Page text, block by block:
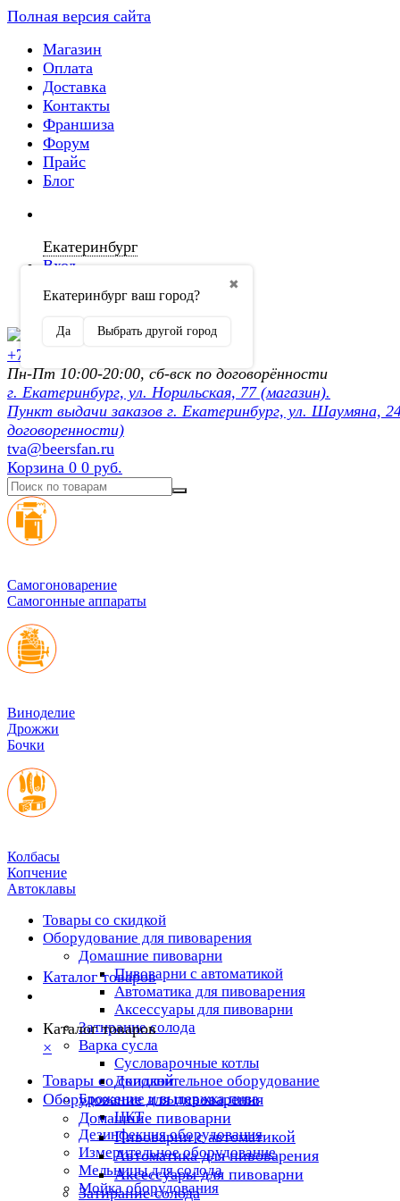
Полная версия сайта
Магазин
Оплата
Доставка
Контакты
Франшиза
Форум
Прайс
Блог
Екатеринбург
✖
Екатеринбург ваш город?
Да Выбрать другой город
Вход
Регистрация
+7 (902) 872-54-70
Пн-Пт 10:00-20:00, сб-вск по договорённости
г. Екатеринбург, ул. Норильская, 77 (магазин).
Пункт выдачи заказов г. Екатеринбург, ул. Шаумяна,
договоренности)
tva@beersfan.ru
Корзина 0 0 руб.
Cамогоноварение
Самогонные аппараты
Виноделие
Дрожжи
Бочки
Колбасы
Копчение
Автоклавы
Товары со скидкой
Оборудование для пивоварения
Домашние пивоварни
Пивоварни с автоматикой
Автоматика для пивоварения
Аксессуары для пивоварни
Затирание солода
Варка сусла
Cусловарочные котлы
Дополнительное оборудование
Брожение и выдержка пива
ЦКТ
Дезинфекция оборудования
Измерительное оборудование
Мельницы для солода
Мойка оборудования
Каталог товаров
Каталог товаров
×
Товары со скидкой
Оборудование для пивоварения
Домашние пивоварни
Пивоварни с автоматикой
Автоматика для пивоварения
Аксессуары для пивоварни
Затирание солода